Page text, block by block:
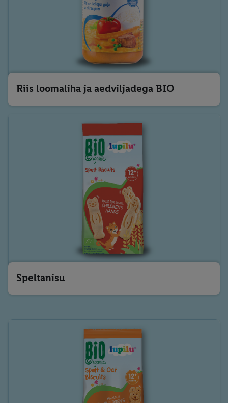
Riis loomaliha ja aedviljadega BIO
Speltanisu